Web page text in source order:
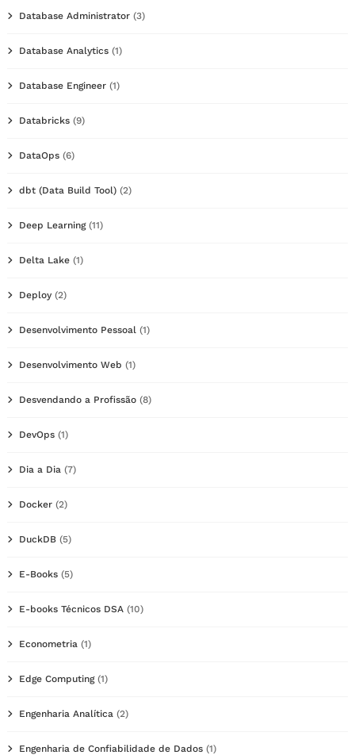
Database Administrator (3)
Database Analytics (1)
Database Engineer (1)
Databricks (9)
DataOps (6)
dbt (Data Build Tool) (2)
Deep Learning(11)
Delta Lake (1)
Deploy (2)
Desenvolvimento Pessoal (1)
Desenvolvimento Web (1)
Desvendando a Profissão (8)
DevOps (1)
Dia a Dia (7)
Docker (2)
DuckDB (5)
E-Books (5)
E-books Técnicos DSA (10)
Econometria (1)
Edge Computing(1)
Engenharia Analítica (2)
Engenharia de Confiabilidade de Dados (1)